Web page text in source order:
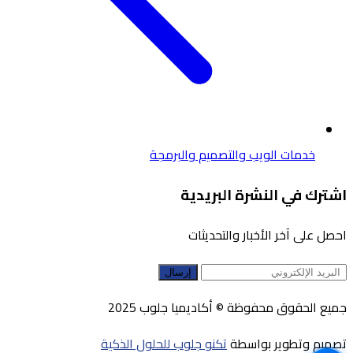
خدمات الويب والتصميم والبرمجة
اشترك في النشرة البريدية
احصل على آخر الأخبار والتحديثات
إرسال
جميع الحقوق محفوظة © أكاديميا جلوب 2025
تصميم وتطوير بواسطةتكنو جلوب للحلول الذكية